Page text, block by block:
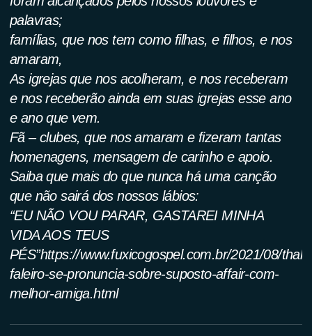
palavras;
famílias, que nos tem como filhas, e filhos, e nos
amaram,
As igrejas que nos acolheram, e nos receberam
e nos receberão ainda em suas igrejas esse ano
e ano que vem.
Fã – clubes, que nos amaram e fizeram tantas
homenagens, mensagem de carinho e apoio.
Saiba que mais do que nunca há uma canção
que não sairá dos nossos lábios:
“EU NÃO VOU PARAR, GASTAREI MINHA
VIDA AOS TEUS
PÉS”https://www.fuxicogospel.com.br/2021/08/
faleiro-se-pronuncia-sobre-suposto-affair-com-
melhor-amiga.html